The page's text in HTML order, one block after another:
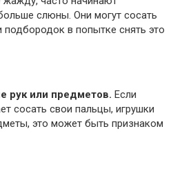
слюны. Они могут сосать
подбородок в попытке снять это
рук или предметов. Если
сосать свои пальцы, игрушки
это может быть признаком